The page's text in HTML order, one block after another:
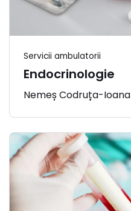
Servicii ambulatorii
Endocrinologie
Nemeș Codruța-Ioana